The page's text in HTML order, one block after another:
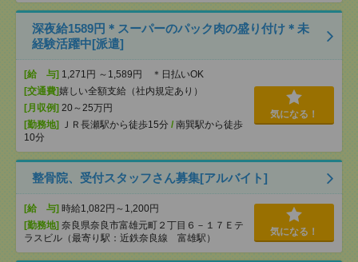
深夜給1589円＊スーパーのパック肉の盛り付け＊未
経験活躍中[派遣]
[給 与] 1,271円 ～1,589円 ＊日払いOK
[交通費]嬉しい全額支給（社内規定あり）
[月収例] 20～25万円
[勤務地]
ＪＲ長瀬駅から徒歩15分 / 南巽駅から徒歩
10分
気になる！
整骨院、受付スタッフさん募集[アルバイト]
[給 与] 時給1,082円～1,200円
[勤務地] 奈良県奈良市富雄元町２丁目６－１７Ｅテ
ラスビル（最寄り駅：近鉄奈良線 富雄駅）
気になる！